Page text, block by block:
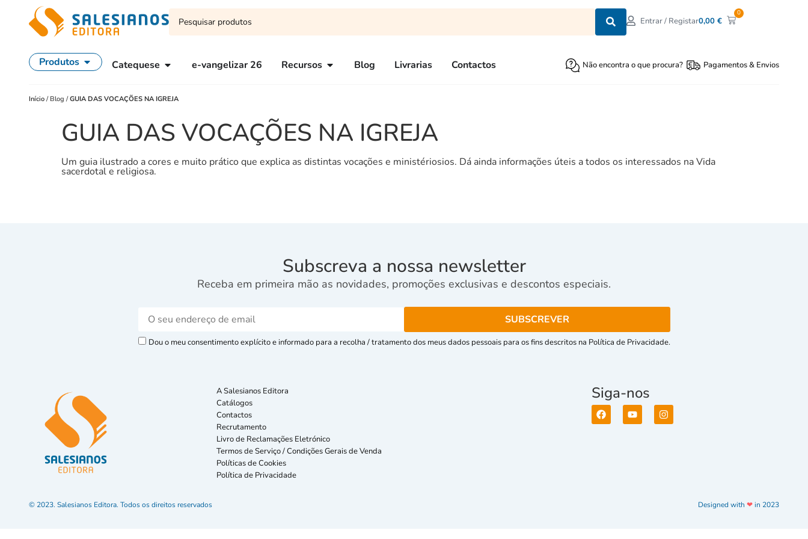
Entrar / Registar0,00€
0
Produtos Catequese e-vangelizar 26 Recursos Blog Livrarias Contactos Não encontra o que procura? Pagamentos & Envios
Início / Blog /GUIA DAS VOCAÇÕES NA IGREJA
GUIA DAS VOCAÇÕES NA IGREJA
Um guia ilustrado a cores e muito prático que explica as distintas vocações e ministériosios. Dá ainda informações úteis a todos os interessados na Vida
sacerdotal e religiosa.
Subscreva a nossa newsletter
Receba em primeira mão as novidades, promoções exclusivas e descontos especiais.
Dou o meu consentimento explícito e informado para a recolha / tratamento dos meus dados pessoais para os fins descritos na Política de Privacidade.
A Salesianos Editora
Catálogos
Contactos
Recrutamento
Livro de Reclamações Eletrónico
Termos de Serviço / Condições Gerais de Venda
Políticas de Cookies
Política de Privacidade
Siga-nos
© 2023. Salesianos Editora. Todos os direitos reservados Designed with ❤in 2023